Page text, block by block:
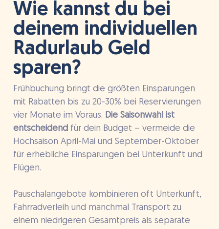
Wie kannst du bei
deinem individuellen
Radurlaub Geld
sparen?
Frühbuchung bringt die größten Einsparungen
mit Rabatten bis zu 20-30% bei Reservierungen
vier Monate im Voraus. Die Saisonwahl ist
entscheidendfür dein Budget – vermeide die
Hochsaison April-Mai und September-Oktober
für erhebliche Einsparungen bei Unterkunft und
Flügen.
Pauschalangebote kombinieren oft Unterkunft,
Fahrradverleih und manchmal Transport zu
einem niedrigeren Gesamtpreis als separate